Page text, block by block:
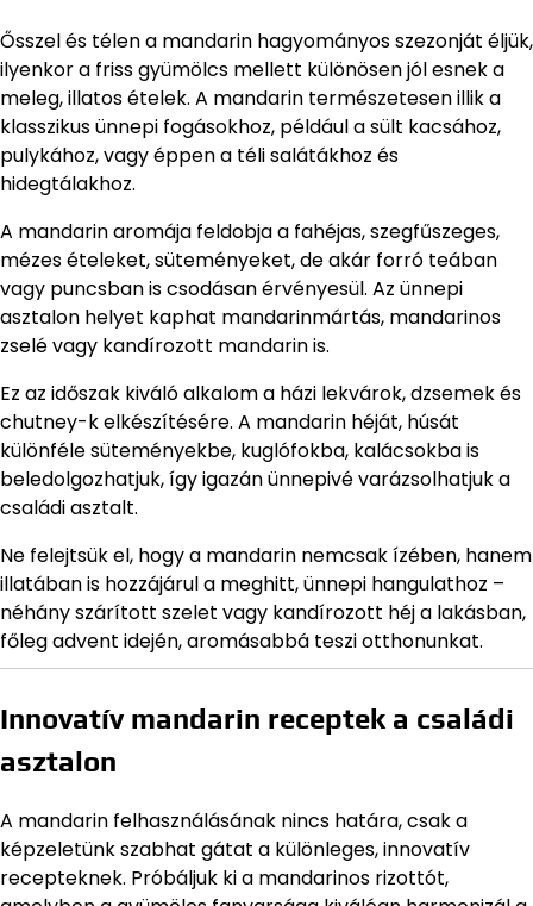
Ősszel és télen a mandarin hagyományos szezonját éljük,
ilyenkor a friss gyümölcs mellett különösen jól esnek a
meleg, illatos ételek. A mandarin természetesen illik a
klasszikus ünnepi fogásokhoz, például a sült kacsához,
pulykához, vagy éppen a téli salátákhoz és
hidegtálakhoz.
A mandarin aromája feldobja a fahéjas, szegfűszeges,
mézes ételeket, süteményeket, de akár forró teában
vagy puncsban is csodásan érvényesül. Az ünnepi
asztalon helyet kaphat mandarinmártás, mandarinos
zselé vagy kandírozott mandarin is.
Ez az időszak kiváló alkalom a házi lekvárok, dzsemek és
chutney-k elkészítésére. A mandarin héját, húsát
különféle süteményekbe, kuglófokba, kalácsokba is
beledolgozhatjuk, így igazán ünnepivé varázsolhatjuk a
családi asztalt.
Ne felejtsük el, hogy a mandarin nemcsak ízében, hanem
illatában is hozzájárul a meghitt, ünnepi hangulathoz –
néhány szárított szelet vagy kandírozott héj a lakásban,
főleg advent idején, aromásabbá teszi otthonunkat.
Innovatív mandarin receptek a családi
asztalon
A mandarin felhasználásának nincs határa, csak a
képzeletünk szabhat gátat a különleges, innovatív
recepteknek. Próbáljuk ki a mandarinos rizottót,